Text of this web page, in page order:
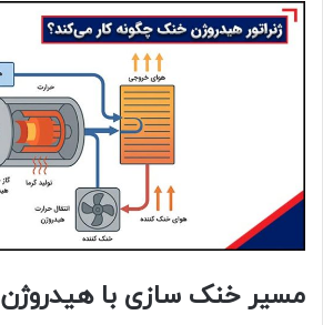
مسیر خنک سازی با هیدروژن